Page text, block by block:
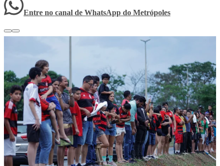
Entre no canal de WhatsApp do Metrópoles